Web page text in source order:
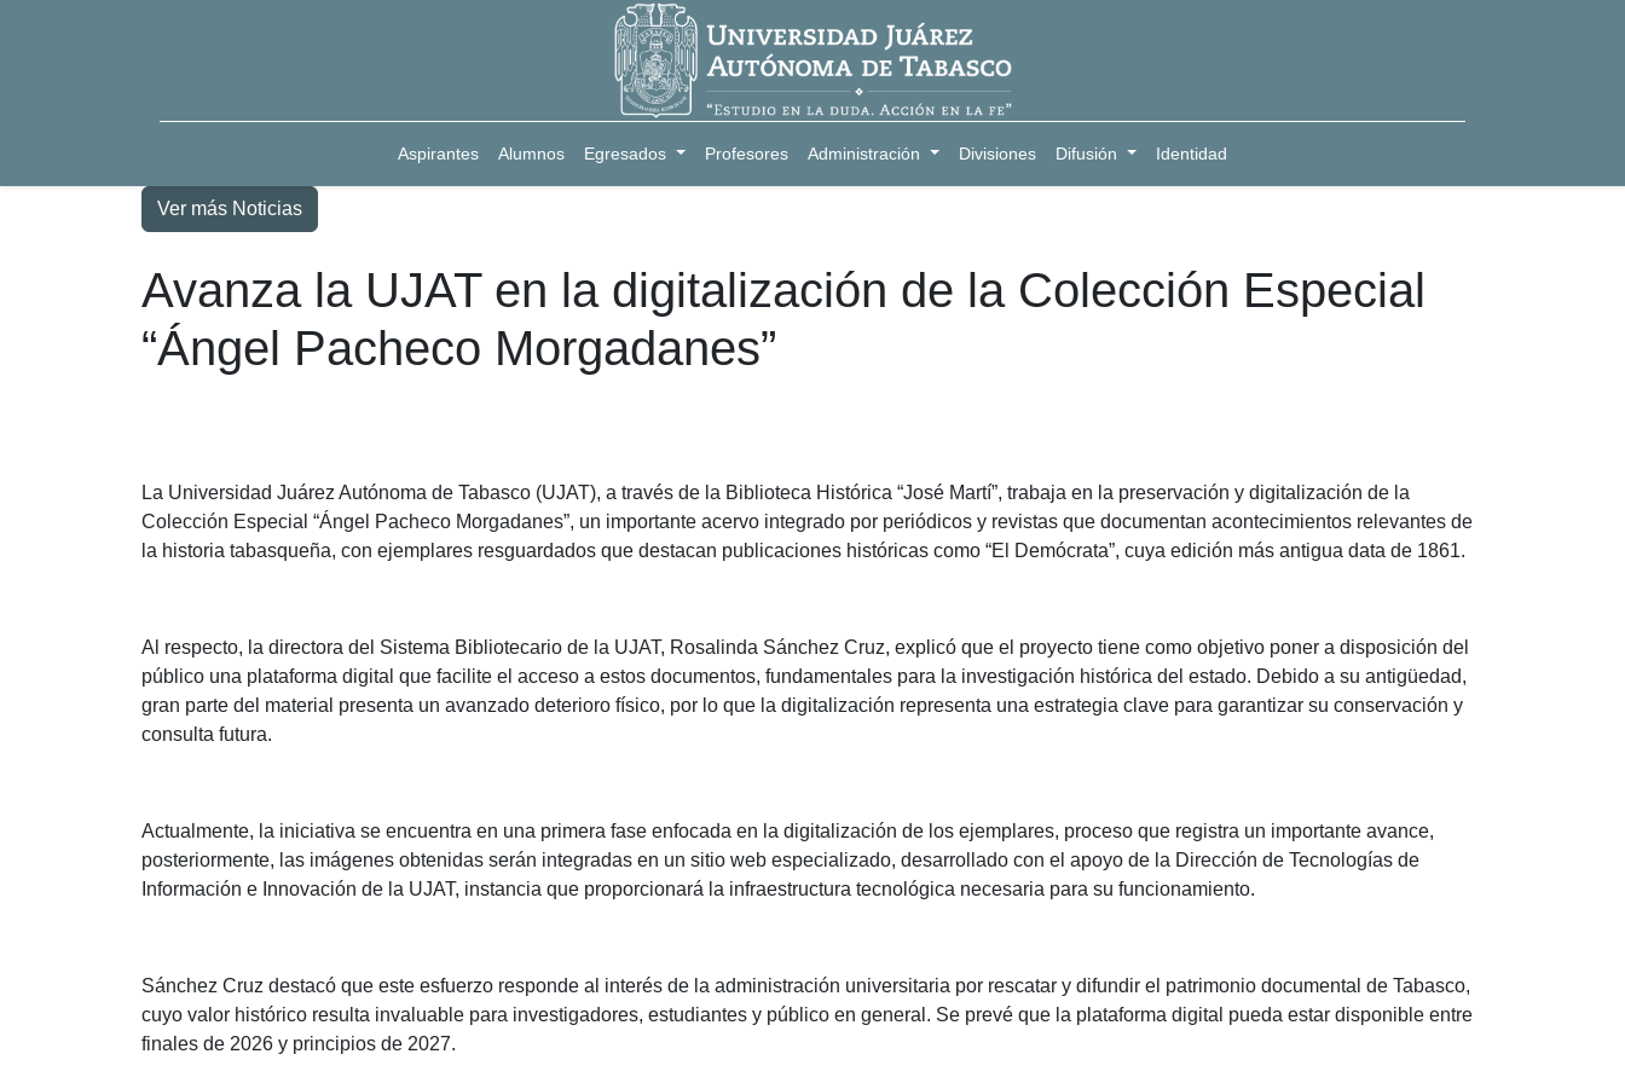
Aspirantes Alumnos Egresados Profesores Administración Divisiones Difusión Identidad
Ver más Noticias
Avanza la UJAT en la digitalización de la Colección Especial
“Ángel Pacheco Morgadanes”
La Universidad Juárez Autónoma de Tabasco (UJAT), a través de la Biblioteca Histórica “José Martí”, trabaja en la preservación y digitalización de la
Colección Especial “Ángel Pacheco Morgadanes”, un importante acervo integrado por periódicos y revistas que documentan acontecimientos relevantes de
la historia tabasqueña, con ejemplares resguardados que destacan publicaciones históricas como “El Demócrata”, cuya edición más antigua data de 1861.
Al respecto, la directora del Sistema Bibliotecario de la UJAT, Rosalinda Sánchez Cruz, explicó que el proyecto tiene como objetivo poner a disposición del
público una plataforma digital que facilite el acceso a estos documentos, fundamentales para la investigación histórica del estado. Debido a su antigüedad,
gran parte del material presenta un avanzado deterioro físico, por lo que la digitalización representa una estrategia clave para garantizar su conservación y
consulta futura.
Actualmente, la iniciativa se encuentra en una primera fase enfocada en la digitalización de los ejemplares, proceso que registra un importante avance,
posteriormente, las imágenes obtenidas serán integradas en un sitio web especializado, desarrollado con el apoyo de la Dirección de Tecnologías de
Información e Innovación de la UJAT, instancia que proporcionará la infraestructura tecnológica necesaria para su funcionamiento.
Sánchez Cruz destacó que este esfuerzo responde al interés de la administración universitaria por rescatar y difundir el patrimonio documental de Tabasco,
cuyo valor histórico resulta invaluable para investigadores, estudiantes y público en general. Se prevé que la plataforma digital pueda estar disponible entre
finales de 2026 y principios de 2027.